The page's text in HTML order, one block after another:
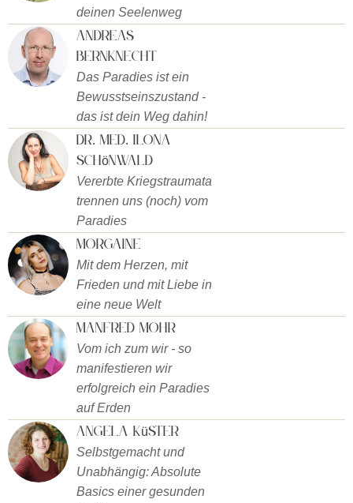
deinen Seelenweg
Andreas
Bernknecht
Das Paradies ist ein
Bewusstseinszustand -
das ist dein Weg dahin!
Dr. med. Ilona
Schönwald
Vererbte Kriegstraumata
trennen uns (noch) vom
Paradies
Morgaine
Mit dem Herzen, mit
Frieden und mit Liebe in
eine neue Welt
Manfred Mohr
Vom ich zum wir - so
manifestieren wir
erfolgreich ein Paradies
auf Erden
Angela Küster
Selbstgemacht und
Unabhängig: Absolute
Basics einer gesunden